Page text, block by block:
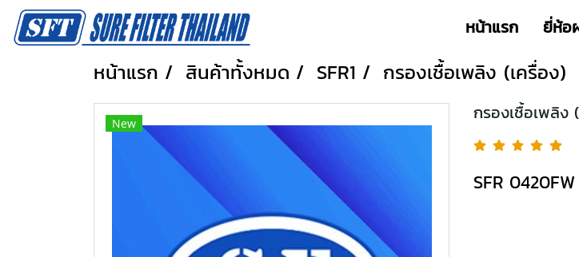
หน้าแรก ยี่ห้
หน้าแรก สินค้าทั้งหมด SFR1 กรองเชื้อเพลิง (เครื่อง)
New กรองเชื้อเพลิง
SFR 0420FW